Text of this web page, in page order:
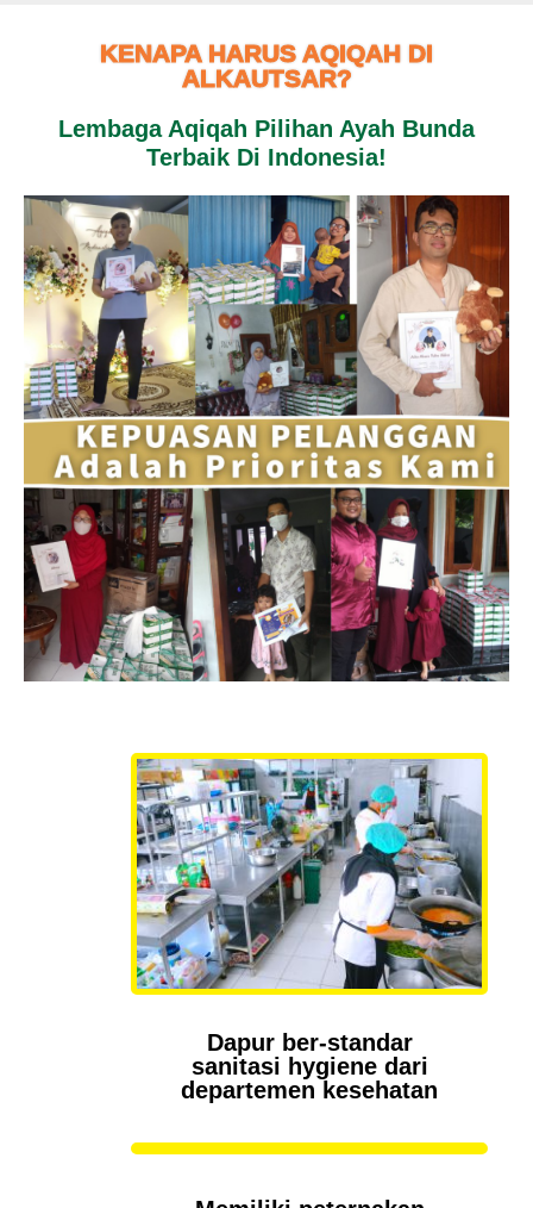
KENAPA HARUS AQIQAH DI
ALKAUTSAR?
Lembaga Aqiqah Pilihan Ayah Bunda
Terbaik Di Indonesia!
Dapur ber-standar
sanitasi hygiene dari
departemen kesehatan